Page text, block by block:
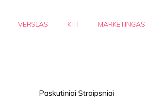
VERSLAS KITI MARKETINGAS
Paskutiniai Straipsniai